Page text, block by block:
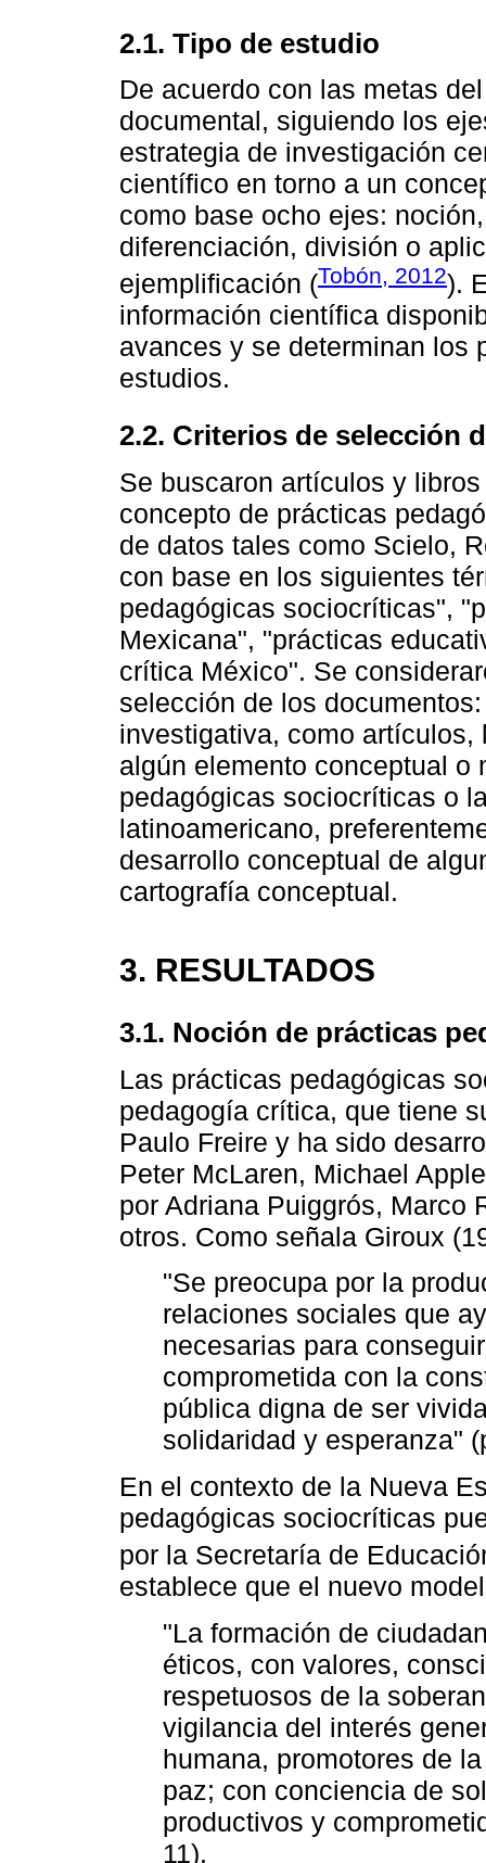
2.1. Tipo de estudio
De acuerdo con las metas
documental, siguiendo los
estrategia de investigación
científico en torno a un
como base ocho ejes:
diferenciación, división o
ejemplificación (Tobón, 2012).
información científica
avances y se determinan los
estudios.
2.2. Criterios de selección
Se buscaron artículos y
concepto de prácticas
de datos tales como Scielo,
con base en los siguientes
pedagógicas sociocríticas",
Mexicana", "prácticas
crítica México". Se
selección de los
investigativa, como
algún elemento conceptual o
pedagógicas sociocríticas o
latinoamericano,
desarrollo conceptual de
cartografía conceptual.
3. RESULTADOS
3.1. Noción de prácticas
Las prácticas pedagógicas
pedagogía crítica, que tiene
Paulo Freire y ha sido
Peter McLaren, Michael
por Adriana Puiggrós, Marco
otros. Como señala Giroux
"Se preocupa por la
relaciones sociales que
necesarias para
comprometida con la
pública digna de ser
solidaridad y esperanza"
En el contexto de la Nueva
pedagógicas sociocríticas
por la Secretaría de
establece que el nuevo
"La formación de
éticos, con valores,
respetuosos de la
vigilancia del interés
humana, promotores de
paz; con conciencia de
productivos y
11).